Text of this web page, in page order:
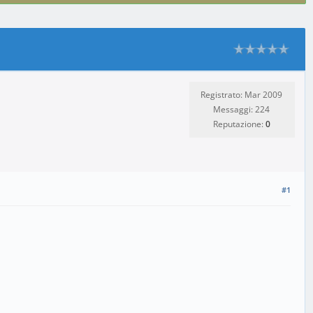
Registrato: Mar 2009
Messaggi: 224
Reputazione: 0
#1